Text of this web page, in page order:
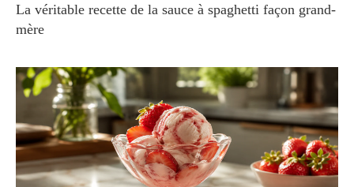
La véritable recette de la sauce à spaghetti façon grand-
mère